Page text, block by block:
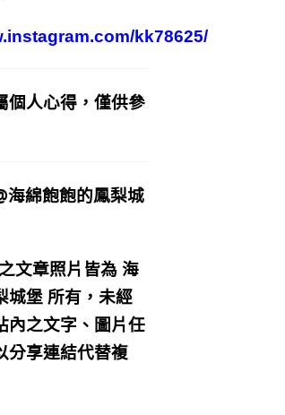
kk78625/
個人心得，僅供參
綿飽飽的鳳梨城
文章照片皆為海
城堡 所有，未經
內之文字、圖片任
分享連結代替複